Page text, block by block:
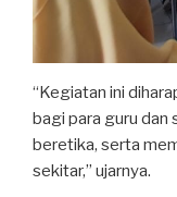
“Kegiatan ini
bagi para guru dan
beretika, serta
sekitar,” ujarnya.